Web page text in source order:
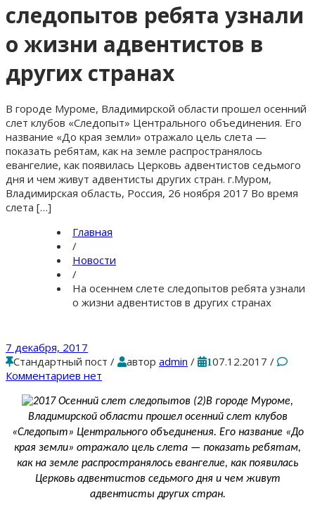
следопытов ребята узнали
о жизни адвентистов в
других странах
В городе Муроме, Владимирской области прошел осенний
слет клубов «Следопыт» Центрального объединения. Его
название «До края земли» отражало цель слета —
показать ребятам, как на земле распространялось
евангелие, как появилась Церковь адвентистов седьмого
дня и чем живут адвентисты других стран. г.Муром,
Владимирская область, Россия, 26 ноября 2017 Во время
слета […]
Главная
/
Новости
/
На осеннем слете следопытов ребята узнали
о жизни адвентистов в других странах
7 декабря, 2017
Стандартный пост / автор admin / 1 07.12.2017 /
Комментариев нет
В городе Муроме,
Владимирской области прошел осенний слет клубов
«Следопыт» Центрального объединения. Его название «До
края земли» отражало цель слета — показать ребятам,
как на земле распространялось евангелие, как появилась
Церковь адвентистов седьмого дня и чем живут
адвентисты других стран.